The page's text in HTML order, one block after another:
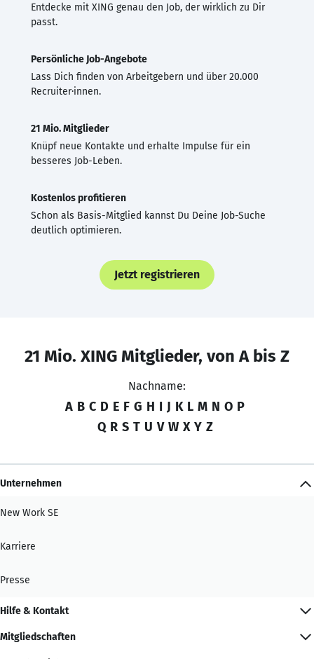
Entdecke mit XING genau den Job, der wirklich zu Dir
passt.
Persönliche Job-Angebote
Lass Dich finden von Arbeitgebern und über 20.000
Recruiter·innen.
21 Mio. Mitglieder
Knüpf neue Kontakte und erhalte Impulse für ein
besseres Job-Leben.
Kostenlos profitieren
Schon als Basis-Mitglied kannst Du Deine Job-Suche
deutlich optimieren.
Jetzt registrieren
21 Mio. XING Mitglieder, von A bis Z
Nachname:
A B C D E F G H I J K L M N O P
Q R S T U V W X Y Z
Unternehmen
New Work SE
Karriere
Presse
Hilfe & Kontakt
Mitgliedschaften